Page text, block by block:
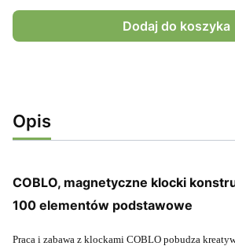
Dodaj do koszyka
Opis
COBLO, magnetyczne klocki
100 elementów podstawowe
Praca i zabawa z klockami COBLO pobudza